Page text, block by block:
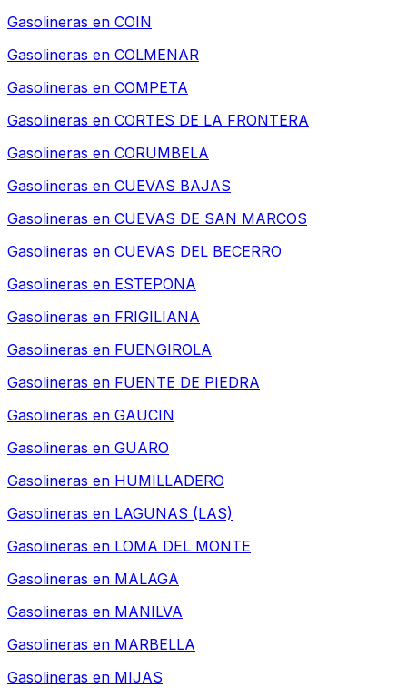
Gasolineras en COIN
Gasolineras en COLMENAR
Gasolineras en COMPETA
Gasolineras en CORTES DE LA FRONTERA
Gasolineras en CORUMBELA
Gasolineras en CUEVAS BAJAS
Gasolineras en CUEVAS DE SAN MARCOS
Gasolineras en CUEVAS DEL BECERRO
Gasolineras en ESTEPONA
Gasolineras en FRIGILIANA
Gasolineras en FUENGIROLA
Gasolineras en FUENTE DE PIEDRA
Gasolineras en GAUCIN
Gasolineras en GUARO
Gasolineras en HUMILLADERO
Gasolineras en LAGUNAS (LAS)
Gasolineras en LOMA DEL MONTE
Gasolineras en MALAGA
Gasolineras en MANILVA
Gasolineras en MARBELLA
Gasolineras en MIJAS